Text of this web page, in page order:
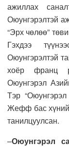
ажиллах
Оюунгэрэлтэй
“Эрх чөлөө”
Гэхдээ
Оюунгэрэлтэй
хоёр франц
Оюунгэрэл
Тэр
Жефф бас хүний
танилцуулсан.
–Оюунгэрэл